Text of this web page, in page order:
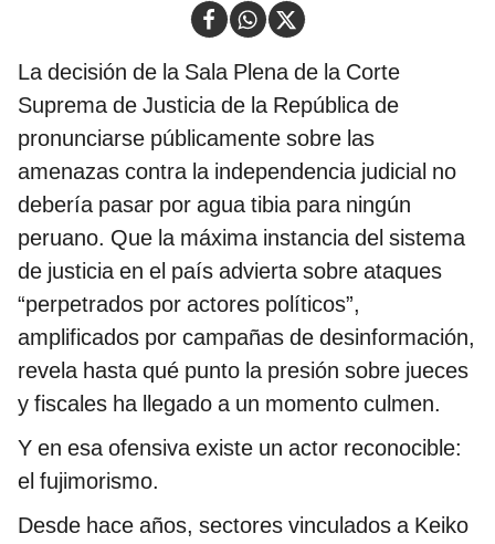
La decisión de la Sala Plena de la Corte
Suprema de Justicia de la República de
pronunciarse públicamente sobre las
amenazas contra la independencia judicial no
debería pasar por agua tibia para ningún
peruano. Que la máxima instancia del sistema
de justicia en el país advierta sobre ataques
“perpetrados por actores políticos”,
amplificados por campañas de desinformación,
revela hasta qué punto la presión sobre jueces
y fiscales ha llegado a un momento culmen.
Y en esa ofensiva existe un actor reconocible:
el fujimorismo.
Desde hace años, sectores vinculados a Keiko